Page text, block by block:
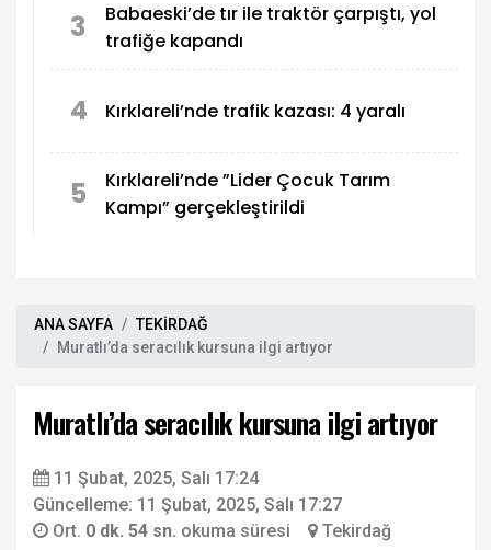
3
Babaeski’de tır ile traktör çarpıştı, yol
trafiğe kapandı
4 Kırklareli’nde trafik kazası: 4 yaralı
5
Kırklareli’nde ”Lider Çocuk Tarım
Kampı” gerçekleştirildi
ANA SAYFA
TEKİRDAĞ
Muratlı’da seracılık kursuna ilgi artıyor
Muratlı’da seracılık kursuna ilgi artıyor
11 Şubat, 2025, Salı 17:24
Güncelleme: 11 Şubat, 2025, Salı 17:27
Ort. 0 dk. 54 sn. okuma süresi Tekirdağ